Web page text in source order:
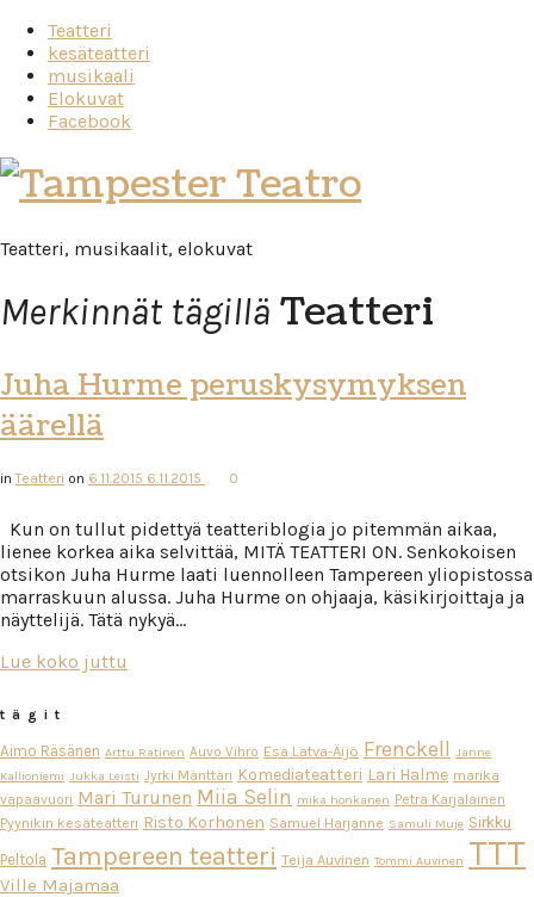
Teatteri
kesäteatteri
musikaali
Elokuvat
Facebook
Tampester
Teatro
Teatteri, musikaalit, elokuvat
Merkinnät tägillä Teatteri
Juha Hurme peruskysymyksen
äärellä
inTeatteri on 6.11.2015 6.11.2015 0
Kun on tullut pidettyä teatteriblogia jo pitemmän aikaa,
lienee korkea aika selvittää, MITÄ TEATTERI ON. Senkokoisen
otsikon Juha Hurme laati luennolleen Tampereen yliopistossa
marraskuun alussa. Juha Hurme on ohjaaja, käsikirjoittaja ja
näyttelijä. Tätä nykyä…
Lue koko juttu
tägit
Aimo Räsänen Arttu Ratinen Auvo Vihro Esa Latva-Äijö Frenckell Janne
Kallioniemi Jukka Leisti Jyrki Mänttäri Komediateatteri Lari Halme marika
vapaavuori Mari Turunen Miia Selin mika honkanen Petra Karjalainen
Pyynikin kesäteatteri Risto Korhonen Samuel Harjanne Samuli Muje Sirkku
Peltola Tampereen teatteri Teija Auvinen Tommi Auvinen TTT
Ville Majamaa